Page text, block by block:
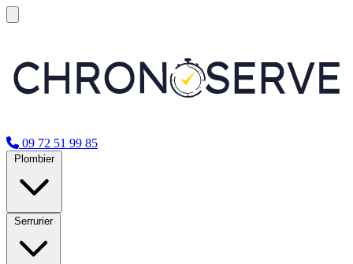
09 72 51 99 85
Plombier
Serrurier